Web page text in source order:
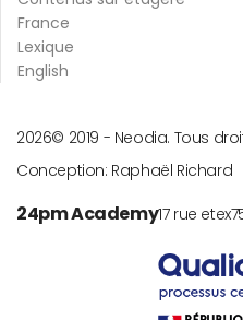
France
Lexique
English
© 2019 -
2026
Neodia. Tous
Conception: Raphaël Richard
24pm Academy17 rue etex